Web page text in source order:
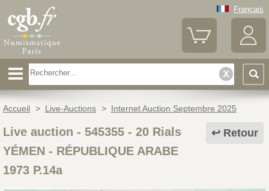
Français
Accueil > Live-Auctions > Internet Auction Septembre 2025
Retour
Live auction - 545355- 20 Rials
YÉMEN - RÉPUBLIQUE ARABE
1973 P.14a